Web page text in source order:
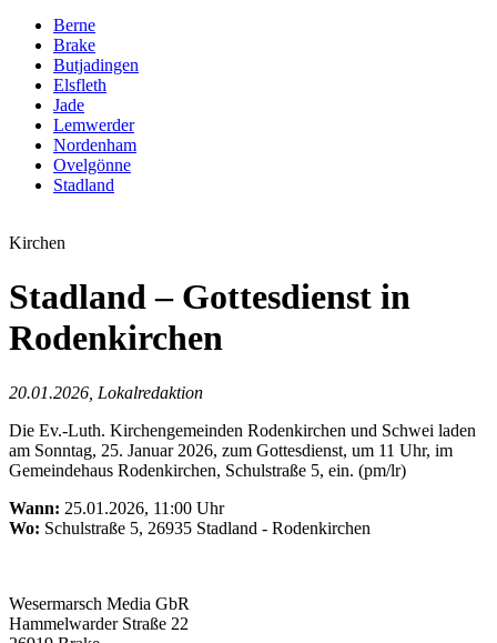
Berne
Brake
Butjadingen
Elsfleth
Jade
Lemwerder
Nordenham
Ovelgönne
Stadland
Kirchen
Stadland – Gottesdienst in
Rodenkirchen
20.01.2026, Lokalredaktion
Die Ev.-Luth. Kirchengemeinden Rodenkirchen und Schwei laden
am Sonntag, 25. Januar 2026, zum Gottesdienst, um 11 Uhr, im
Gemeindehaus Rodenkirchen, Schulstraße 5, ein. (pm/lr)
Wann: 25.01.2026, 11:00 Uhr
Wo: Schulstraße 5, 26935 Stadland - Rodenkirchen
Wesermarsch Media GbR
Hammelwarder Straße 22